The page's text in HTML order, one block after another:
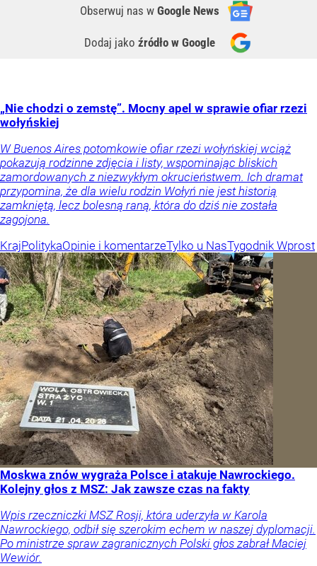
Obserwuj nas w Google News
Dodaj jako źródło w Google
„Nie chodzi o zemstę”. Mocny apel w sprawie ofiar rzezi
wołyńskiej
W Buenos Aires potomkowie ofiar rzezi wołyńskiej wciąż
pokazują rodzinne zdjęcia i listy, wspominając bliskich
zamordowanych z niezwykłym okrucieństwem. Ich dramat
przypomina, że dla wielu rodzin Wołyń nie jest historią
zamkniętą, lecz bolesną raną, która do dziś nie została
zagojona.
KrajPolitykaOpinie i komentarzeTylko u NasTygodnik Wprost
Moskwa znów wygraża Polsce i atakuje Nawrockiego.
Kolejny głos z MSZ: Jak zawsze czas na fakty
Wpis rzeczniczki MSZ Rosji, która uderzyła w Karola
Nawrockiego, odbił się szerokim echem w naszej dyplomacji.
Po ministrze spraw zagranicznych Polski głos zabrał Maciej
Wewiór.